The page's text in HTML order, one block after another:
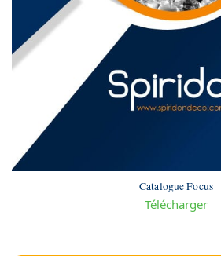
Catalogue Focus
Télécharger